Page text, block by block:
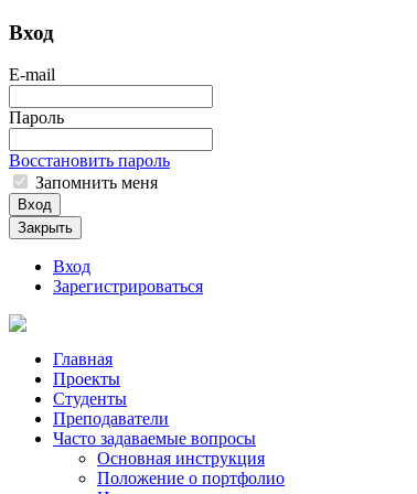
Вход
E-mail
Пароль
Восстановить пароль
Запомнить меня
Вход
Закрыть
Вход
Зарегистрироваться
Главная
Проекты
Студенты
Преподаватели
Часто задаваемые вопросы
Основная инструкция
Положение о портфолио